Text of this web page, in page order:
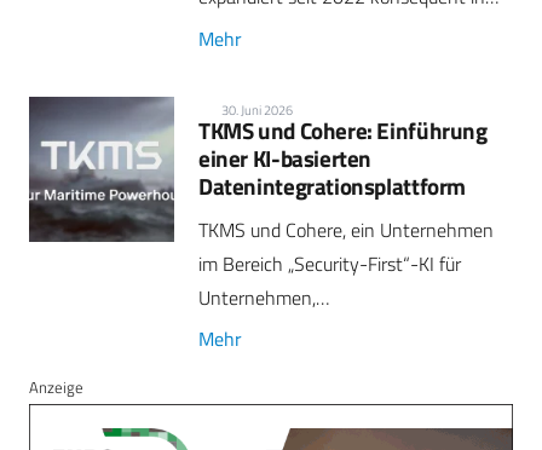
Mehr
30. Juni 2026
TKMS und Cohere: Einführung
einer KI-basierten
Datenintegrationsplattform
TKMS und Cohere, ein Unternehmen
im Bereich „Security-First“-KI für
Unternehmen,…
Mehr
Anzeige